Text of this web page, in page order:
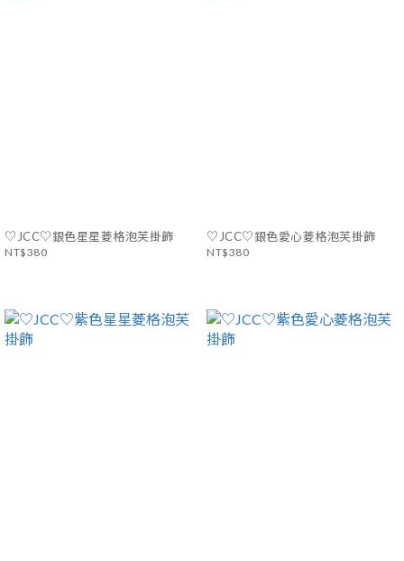
♡JCC♡銀色星星菱格泡芙掛飾
NT$380
♡JCC♡銀色愛心菱格泡芙掛飾
NT$380